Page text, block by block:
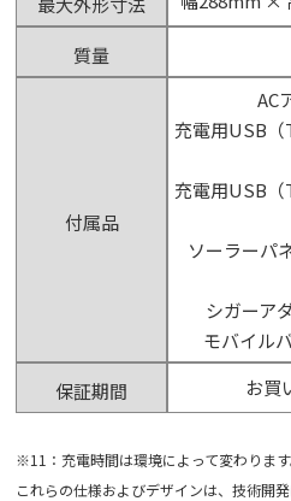
質量
付属品
AC
充電用USB
充電用USB
ソーラーパ
シガーア
モバイル
保証期間
お買
※11：充電時間は環境によって変わります
これらの仕様およびデザインは、技術開